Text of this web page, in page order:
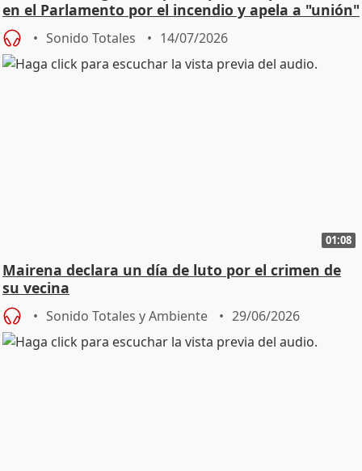
en el Parlamento por el incendio y apela a "unión"
y
Sonido Totales 14/07/2026
01:08
Mairena declara un día de luto por el crimen de
su vecina
Sonido Totales y Ambiente 29/06/2026